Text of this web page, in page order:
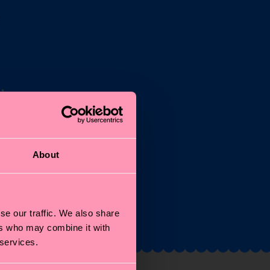
About
our traffic. We also share
who may combine it with